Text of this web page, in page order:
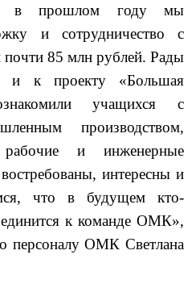
в прошлом году мы
и сотрудничество с
85 млн рублей. Рады
и к проекту «Большая
учащихся с
производством,
и инженерные
интересны и
что в будущем кто-
к команде ОМК»,
персоналу ОМК Светлана